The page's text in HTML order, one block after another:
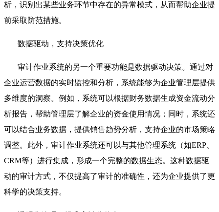
析，识别出某些业务环节中存在的异常模式，从而帮助企业提
前采取防范措施。
数据驱动，支持决策优化
审计作业系统的另一个重要功能是数据驱动决策。通过对
企业运营数据的实时监控和分析，系统能够为企业管理层提供
多维度的洞察。例如，系统可以根据财务数据生成资金流动分
析报告，帮助管理层了解企业的资金使用情况；同时，系统还
可以结合业务数据，提供销售趋势分析，支持企业的市场策略
调整。此外，审计作业系统还可以与其他管理系统（如ERP、
CRM等）进行集成，形成一个完整的数据生态。这种数据驱
动的审计方式，不仅提高了审计的准确性，还为企业提供了更
科学的决策支持。